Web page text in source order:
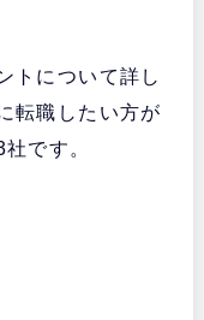
トについて詳し
転職したい方が
です。